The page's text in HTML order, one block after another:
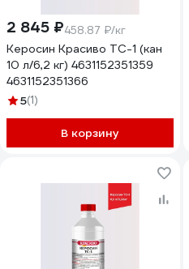
2 845 ₽458.87 ₽/кг
Керосин Красиво ТС-1 (кан
10 л/6,2 кг) 4631152351359
4631152351366
5(1)
В корзину